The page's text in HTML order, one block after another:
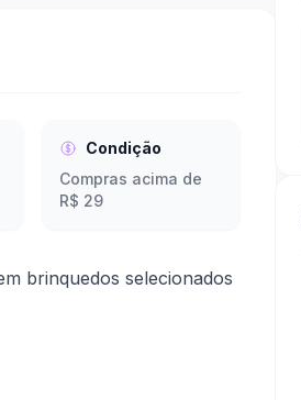
Condição
Compras acima de
R$ 29
brinquedos selecionados